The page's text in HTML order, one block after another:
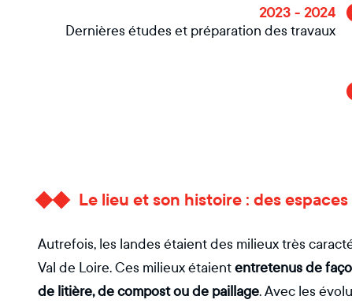
2023 - 2024
Dernières études et préparation des travaux
Le lieu et son histoire : des
Autrefois, les landes étaient des milieux très
Val de Loire. Ces milieux étaiententretenus de
de litière, de compost ou de paillage. Avec les